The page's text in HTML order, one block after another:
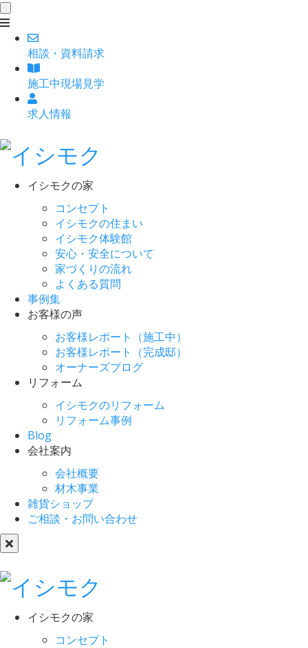
toggle
navigation
相談 ・ 資料請求
施工中現場見学
求人情報
イシモクの家
コンセプト
イシモクの住まい
イシモク体験館
安心・安全について
家づくりの流れ
よくある質問
事例集
お客様の声
お客様レポート（施工中）
お客様レポート（完成邸）
オーナーズブログ
リフォーム
イシモクのリフォーム
リフォーム事例
Blog
会社案内
会社概要
材木事業
雑貨ショップ
ご相談・お問い合わせ
イシモクの家
コンセプト